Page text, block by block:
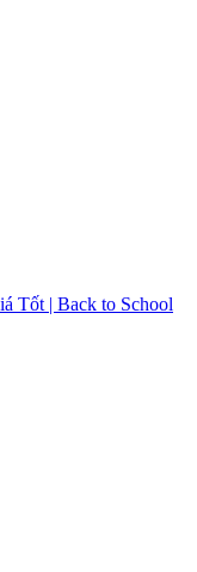
Tốt | Back to School